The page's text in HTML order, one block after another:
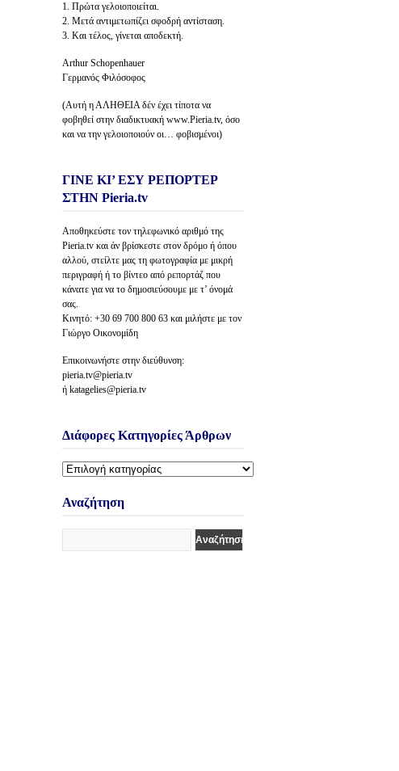
1. Πρώτα γελοιοποιείται.
2. Μετά αντιμετωπίζει σφοδρή αντίσταση.
3. Και τέλος, γίνεται αποδεκτή.
Arthur Schopenhauer
Γερμανός Φιλόσοφος
(Αυτή η ΑΛΗΘΕΙΑ δέν έχει τίποτα να
φοβηθεί στην διαδικτυακή www.Pieria.tv, όσο
και να την γελοιοποιούν οι… φοβισμένοι)
ΓΙΝΕ ΚΙ’ ΕΣΥ ΡΕΠΟΡΤΕΡ
ΣΤΗΝ Pieria.tv
Αποθηκεύστε τον τηλεφωνικό αριθμό της
Pieria.tv και άν βρίσκεστε στον δρόμο ή όπου
αλλού, στείλτε μας τη φωτογραφία με μικρή
περιγραφή ή το βίντεο από ρεπορτάζ που
κάνατε για να το δημοσιεύσουμε με τ’ όνομά
σας.
Κινητό: +30 69 700 800 63 και μιλήστε με τον
Γιώργο Οικονομίδη
Επικοινωνήστε στην διεύθυνση:
pieria.tv@pieria.tv
ή katagelies@pieria.tv
Διάφορες Κατηγορίες Άρθρων
Διάφορες
Άρθρων
Αναζήτηση